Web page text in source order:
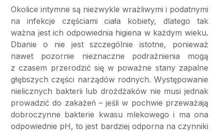
Okolice intymne są niezwykle wrażliwymi i podatnymi
na infekcje częściami ciała kobiety, dlatego tak
ważna jest ich odpowiednia higiena w każdym wieku.
Dbanie o nie jest szczególnie istotne, ponieważ
nawet pozornie nieznaczne podrażnienia mogą
z czasem przerodzić się w poważne stany zapalne
głębszych części narządów rodnych. Występowanie
nielicznych bakterii lub drożdżaków nie musi jednak
prowadzić do zakażeń – jeśli w pochwie przeważają
dobroczynne bakterie kwasu mlekowego i ma ona
odpowiednie pH, to jest bardziej odporna na czynniki